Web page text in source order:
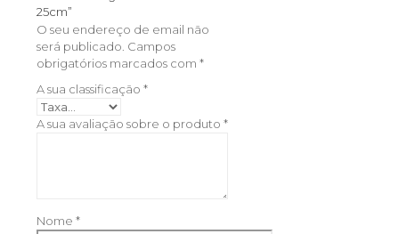
25cm”
O seu endereço de email não
será publicado. Campos
obrigatórios marcados com *
A sua classificação *
A sua avaliação sobre o produto *
Nome *